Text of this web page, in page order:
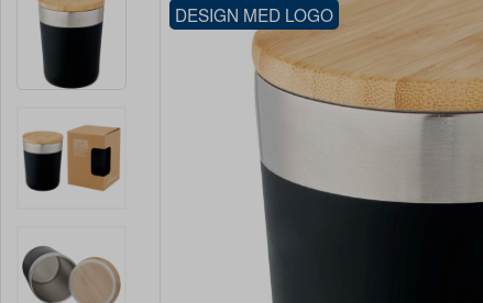
DESIGN MED LOGO